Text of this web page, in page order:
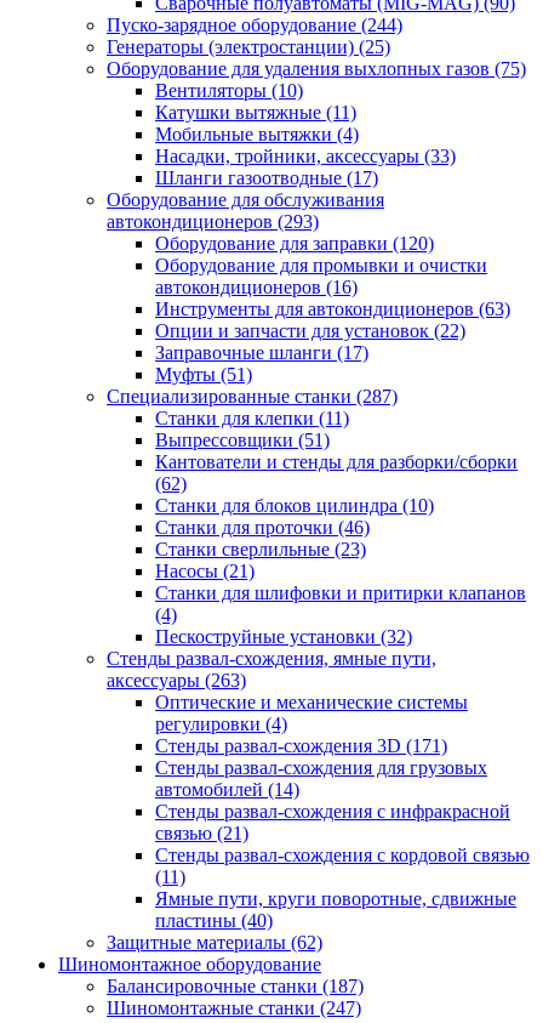
Пуско-зарядное оборудование (244)
Генераторы (электростанции) (25)
Оборудование для удаления выхлопных газов (75)
Вентиляторы (10)
Катушки вытяжные (11)
Мобильные вытяжки (4)
Насадки, тройники, аксессуары (33)
Шланги газоотводные (17)
Оборудование для обслуживания
автокондиционеров (293)
Оборудование для заправки (120)
Оборудование для промывки и очистки
автокондиционеров (16)
Инструменты для автокондиционеров (63)
Опции и запчасти для установок (22)
Заправочные шланги (17)
Муфты (51)
Специализированные станки (287)
Станки для клепки (11)
Выпрессовщики (51)
Кантователи и стенды для разборки/сборки
(62)
Станки для блоков цилиндра (10)
Станки для проточки (46)
Станки сверлильные (23)
Насосы (21)
Станки для шлифовки и притирки клапанов
(4)
Пескоструйные установки (32)
Стенды развал-схождения, ямные пути,
аксессуары (263)
Оптические и механические системы
регулировки (4)
Стенды развал-схождения 3D (171)
Стенды развал-схождения для грузовых
автомобилей (14)
Стенды развал-схождения с инфракрасной
связью (21)
Стенды развал-схождения с кордовой связью
(11)
Ямные пути, круги поворотные, сдвижные
пластины (40)
Защитные материалы (62)
Шиномонтажное оборудование
Балансировочные станки (187)
Шиномонтажные станки (247)